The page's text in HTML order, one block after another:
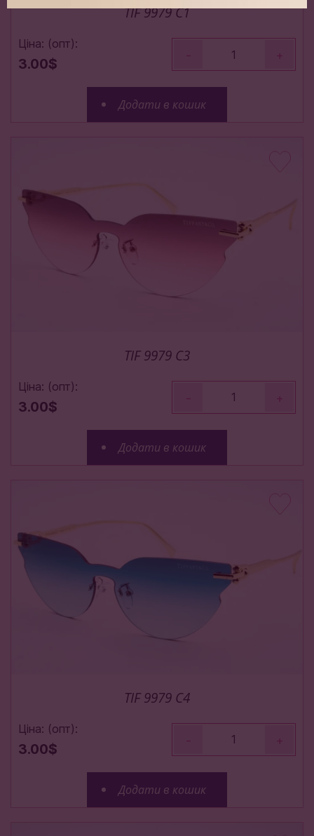
TIF 9979 C1
Ціна: (опт):
3.00$
- +
Додати в кошик
TIF 9979 C3
Ціна: (опт):
3.00$
- +
Додати в кошик
TIF 9979 C4
Ціна: (опт):
3.00$
- +
Додати в кошик